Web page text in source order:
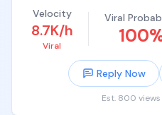
结果最离谱的是价格。
1.5U 直接当 100U 用。
这个比例你说不心动是
Velocity
8.7K/h
Viral
Viral
100
Reply Now
Est. 800